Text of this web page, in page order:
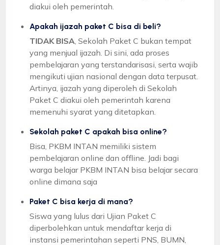
diakui oleh pemerintah.
Apakah ijazah paket C bisa di beli?
TIDAK BISA , Sekolah Paket C bukan tempat
yang menjual ijazah. Di sini, ada proses
pembelajaran yang terstandarisasi, serta wajib
mengikuti ujian nasional dengan data terpusat.
Artinya, ijazah yang diperoleh di Sekolah
Paket C diakui oleh pemerintah karena
memenuhi syarat yang ditetapkan.
Sekolah paket C apakah bisa online?
Bisa, PKBM INTAN memiliki sistem
pembelajaran online dan offline. Jadi bagi
warga belajar PKBM INTAN bisa belajar secara
online dimana saja
Paket C bisa kerja di mana?
Siswa yang lulus dari Ujian Paket C
diperbolehkan untuk mendaftar kerja di
instansi pemerintahan seperti PNS, BUMN,